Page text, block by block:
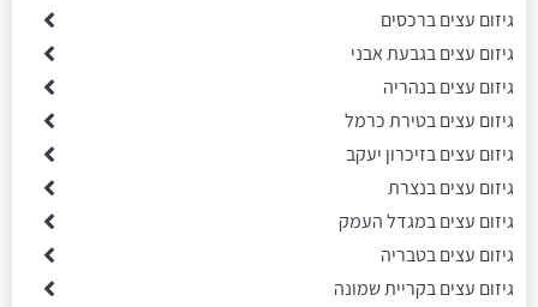
גיזום עצים ברכסים
גיזום עצים בגבעת אבני
גיזום עצים בנהריה
גיזום עצים בטירת כרמל
גיזום עצים בזיכרון יעקב
גיזום עצים בנצרת
גיזום עצים במגדל העמק
גיזום עצים בטבריה
גיזום עצים בקריית שמונה